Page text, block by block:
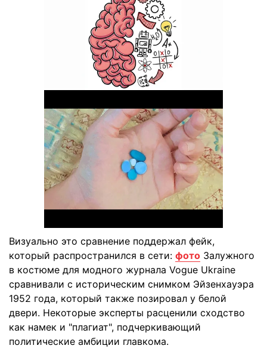
Визуально это сравнение поддержал фейк,
который распространился в сети: фото Залужного
в костюме для модного журнала Vogue Ukraine
сравнивали с историческим снимком Эйзенхауэра
1952 года, который также позировал у белой
двери. Некоторые эксперты расценили сходство
как намек и "плагиат", подчеркивающий
политические амбиции главкома.